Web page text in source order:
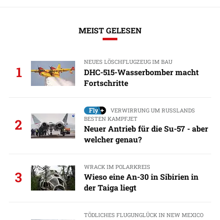
MEIST GELESEN
1
NEUES LÖSCHFLUGZEUG IM BAU
DHC-515-Wasserbomber macht
Fortschritte
2
VERWIRRUNG UM RUSSLANDS
BESTEN KAMPFJET
Neuer Antrieb für die Su-57 - aber
welcher genau?
3
WRACK IM POLARKREIS
Wieso eine An-30 in Sibirien in
der Taiga liegt
TÖDLICHES FLUGUNGLÜCK IN NEW MEXICO